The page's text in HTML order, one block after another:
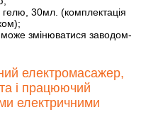
30мл. (комплектація
змінюватися заводом-
електромасажер,
і працюючий
електричними